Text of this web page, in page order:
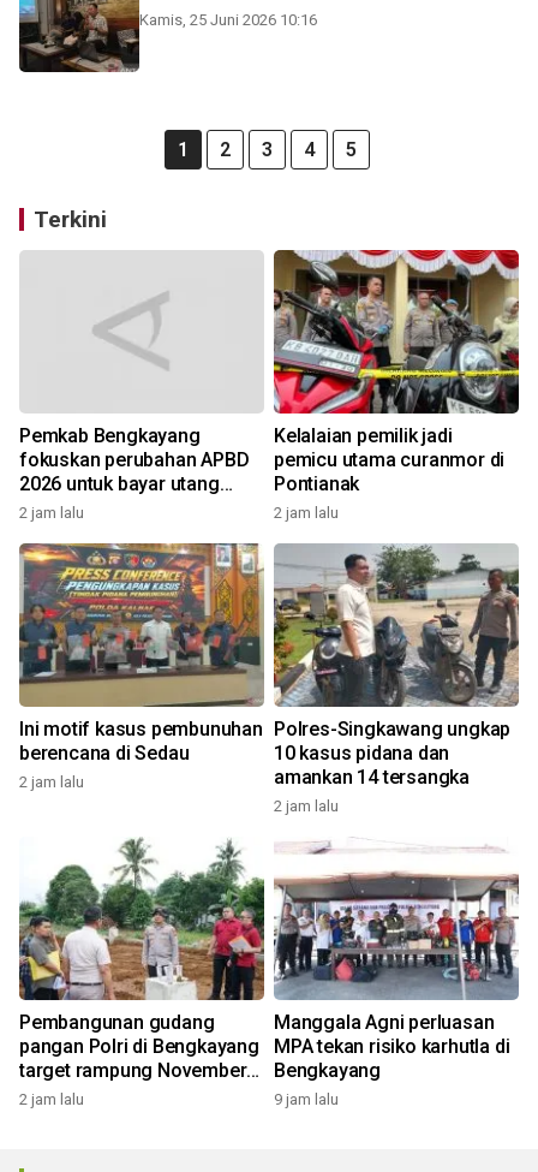
Kamis, 25 Juni 2026 10:16
1 2 3 4 5
Terkini
Pemkab Bengkayang
fokuskan perubahan APBD
2026 untuk bayar utang
Rp10,48 miliar
2 jam lalu
Kelalaian pemilik jadi
pemicu utama curanmor di
Pontianak
2 jam lalu
Ini motif kasus pembunuhan
berencana di Sedau
2 jam lalu
Polres-Singkawang ungkap
10 kasus pidana dan
amankan 14 tersangka
2 jam lalu
Pembangunan gudang
pangan Polri di Bengkayang
target rampung November
2026
2 jam lalu
Manggala Agni perluasan
MPA tekan risiko karhutla di
Bengkayang
9 jam lalu